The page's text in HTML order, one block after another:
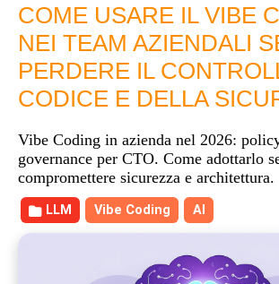
COME USARE IL VIBE
NEI TEAM AZIENDALI
PERDERE IL
CODICE E DELLA
Vibe Coding in azienda nel 2026:
governance per CTO. Come adottarlo
compromettere sicurezza e architettura.
LLM Vibe Coding AI